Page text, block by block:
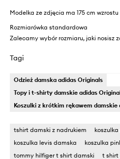
Modelka ze zdjęcia ma 175 cm
Rozmiarówka standardowa
Zalecamy wybór rozmiaru, jaki nosisz
Tagi
Odzież damska adidas Originals
Topy i t-shirty damskie adidas
Koszulki z krótkim rękawem damskie
tshirt damski z nadrukiem
koszulka levis damska
koszulka
tommy hilfiger t shirt damski
t shirt